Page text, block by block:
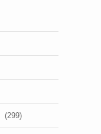
(299)